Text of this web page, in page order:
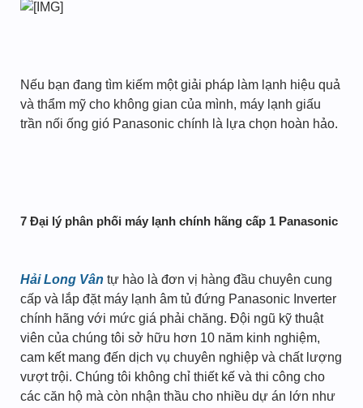
Nếu bạn đang tìm kiếm một giải pháp làm lạnh hiệu quả
và thẩm mỹ cho không gian của mình, máy lạnh giấu
trần nối ống gió Panasonic chính là lựa chọn hoàn hảo.
7 Đại lý phân phối máy lạnh chính hãng cấp 1 Panasonic
Hải Long Vân tự hào là đơn vị hàng đầu chuyên cung
cấp và lắp đặt máy lạnh âm tủ đứng Panasonic Inverter
chính hãng với mức giá phải chăng. Đội ngũ kỹ thuật
viên của chúng tôi sở hữu hơn 10 năm kinh nghiệm,
cam kết mang đến dịch vụ chuyên nghiệp và chất lượng
vượt trội. Chúng tôi không chỉ thiết kế và thi công cho
các căn hộ mà còn nhận thầu cho nhiều dự án lớn như